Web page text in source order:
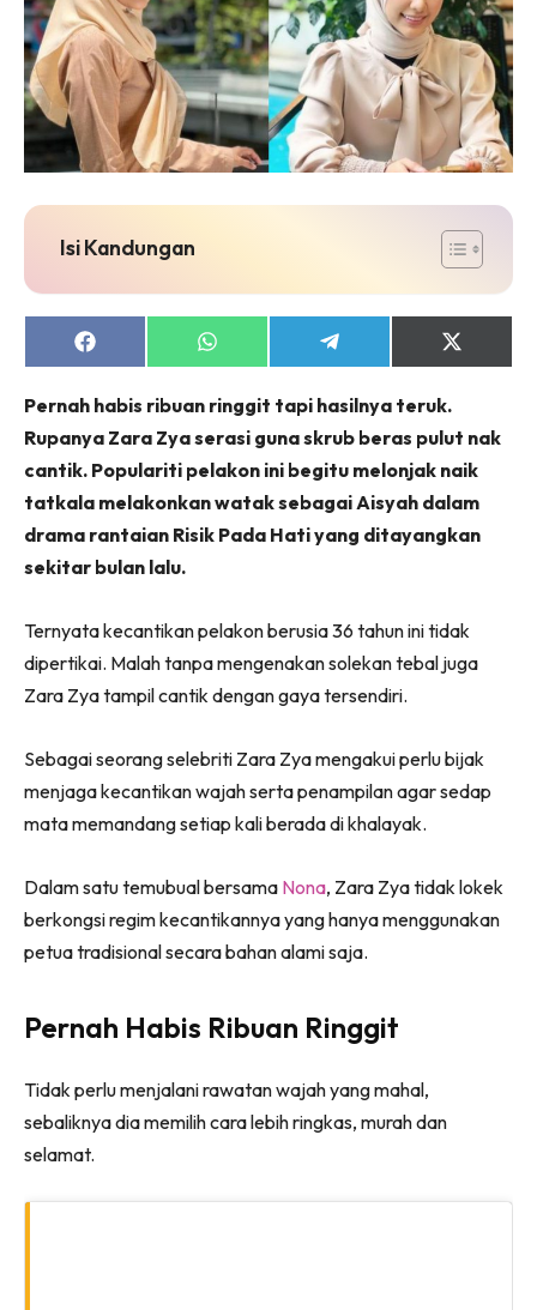
Polisi Privasi
Langgan Sekarang
Langganan anda telah diterima. Terima kasih!
segalanya di seeNI. Rapi kini di seeNI.
Download sekarang!
Isi Kandungan
Share
on
Share
on
Share
on
Share
on
(Twitter)
Pernah habis ribuan ringgit tapi hasilnya teruk.
Rupanya Zara Zya serasi guna skrub beras pulut nak
cantik. Populariti pelakon ini begitu melonjak naik
tatkala melakonkan watak sebagai Aisyah dalam
drama rantaian Risik Pada Hati yang ditayangkan
sekitar bulan lalu.
Ternyata kecantikan pelakon berusia 36 tahun ini tidak
dipertikai. Malah tanpa mengenakan solekan tebal juga
Zara Zya tampil cantik dengan gaya tersendiri.
Sebagai seorang selebriti Zara Zya mengakui perlu bijak
menjaga kecantikan wajah serta penampilan agar sedap
mata memandang setiap kali berada di khalayak.
Dalam satu temubual bersama Nona, Zara Zya tidak lokek
berkongsi regim kecantikannya yang hanya menggunakan
petua tradisional secara bahan alami saja.
Pernah Habis Ribuan Ringgit
Tidak perlu menjalani rawatan wajah yang mahal,
sebaliknya dia memilih cara lebih ringkas, murah dan
selamat.